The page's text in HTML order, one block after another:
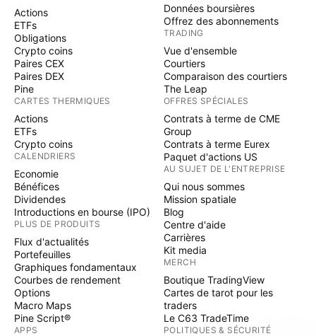
Actions
ETFs
Obligations
Crypto coins
Paires CEX
Paires DEX
Pine
CARTES THERMIQUES
Actions
ETFs
Crypto coins
CALENDRIERS
Economie
Bénéfices
Dividendes
Introductions en bourse (IPO)
PLUS DE PRODUITS
Flux d'actualités
Portefeuilles
Graphiques fondamentaux
Courbes de rendement
Options
Macro Maps
Pine Script®
APPS
Données boursières
Offrez des abonnements
TRADING
Vue d'ensemble
Courtiers
Comparaison des courtiers
The Leap
OFFRES SPÉCIALES
Contrats à terme de CME
Group
Contrats à terme Eurex
Paquet d'actions US
AU SUJET DE L'ENTREPRISE
Qui nous sommes
Mission spatiale
Blog
Centre d'aide
Carrières
Kit media
MERCH
Boutique TradingView
Cartes de tarot pour les
traders
Le C63 TradeTime
POLITIQUES & SÉCURITÉ